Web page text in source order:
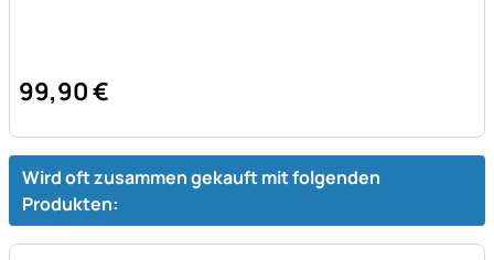
99,90€
Wird oft zusammen gekauft mit folgenden
Produkten: